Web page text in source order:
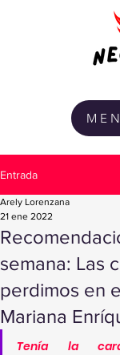
Entrada
semana: Las
perdimos en
Mariana
Arely Lorenzana
21 ene 2022
Tenía la